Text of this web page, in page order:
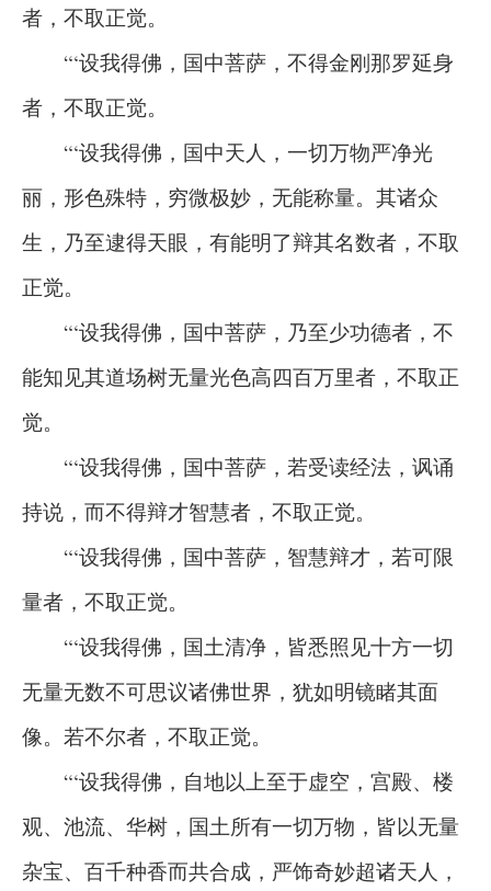
者，不取正觉。
“‘设我得佛，国中菩萨，不得金刚那罗延身
者，不取正觉。
“‘设我得佛，国中天人，一切万物严净光
丽，形色殊特，穷微极妙，无能称量。其诸众
生，乃至逮得天眼，有能明了辩其名数者，不取
正觉。
“‘设我得佛，国中菩萨，乃至少功德者，不
能知见其道场树无量光色高四百万里者，不取正
觉。
“‘设我得佛，国中菩萨，若受读经法，讽诵
持说，而不得辩才智慧者，不取正觉。
“‘设我得佛，国中菩萨，智慧辩才，若可限
量者，不取正觉。
“‘设我得佛，国土清净，皆悉照见十方一切
无量无数不可思议诸佛世界，犹如明镜睹其面
像。若不尔者，不取正觉。
“‘设我得佛，自地以上至于虚空，宫殿、楼
观、池流、华树，国土所有一切万物，皆以无量
杂宝、百千种香而共合成，严饰奇妙超诸天人，